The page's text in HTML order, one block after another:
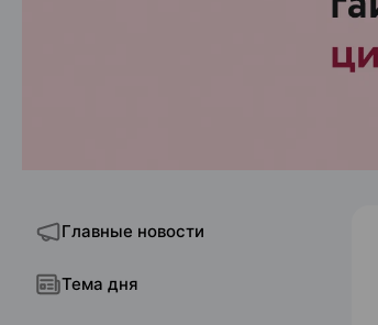
Главные новости
Тема дня